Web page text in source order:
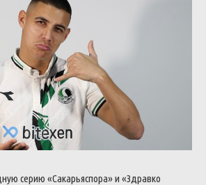
серию «Сакарьяспора» и «Здравко